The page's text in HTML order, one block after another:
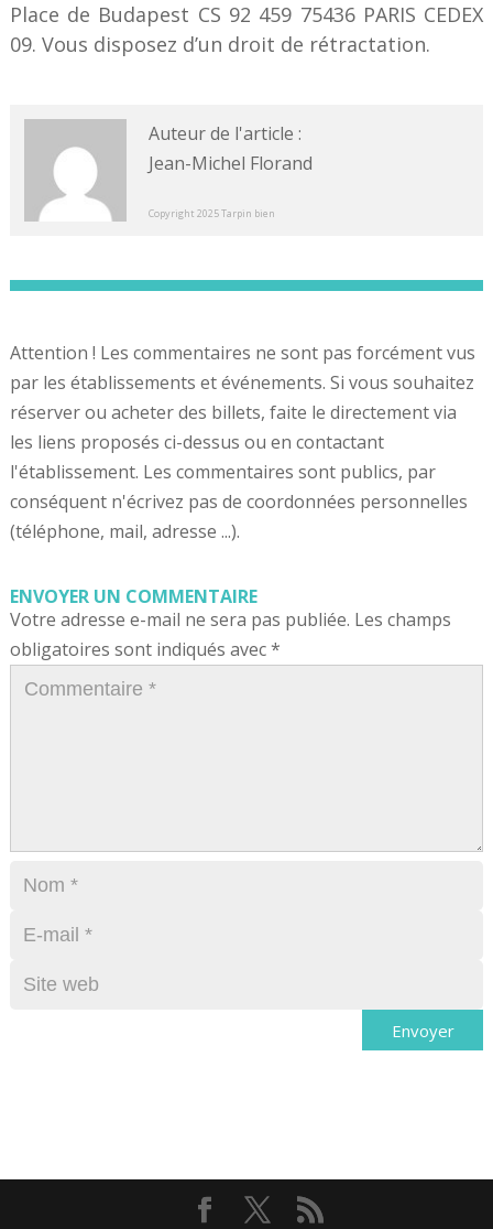
Place de Budapest CS 92 459 75436 PARIS CEDEX
09. Vous disposez d’un droit de rétractation.
Auteur de l'article :
Jean-Michel Florand
Copyright 2025 Tarpin bien
Attention ! Les commentaires ne sont pas forcément vus
par les établissements et événements. Si vous souhaitez
réserver ou acheter des billets, faite le directement via
les liens proposés ci-dessus ou en contactant
l'établissement. Les commentaires sont publics, par
conséquent n'écrivez pas de coordonnées personnelles
(téléphone, mail, adresse ...).
ENVOYER UN COMMENTAIRE
Votre adresse e-mail ne sera pas publiée. Les champs
obligatoires sont indiqués avec*